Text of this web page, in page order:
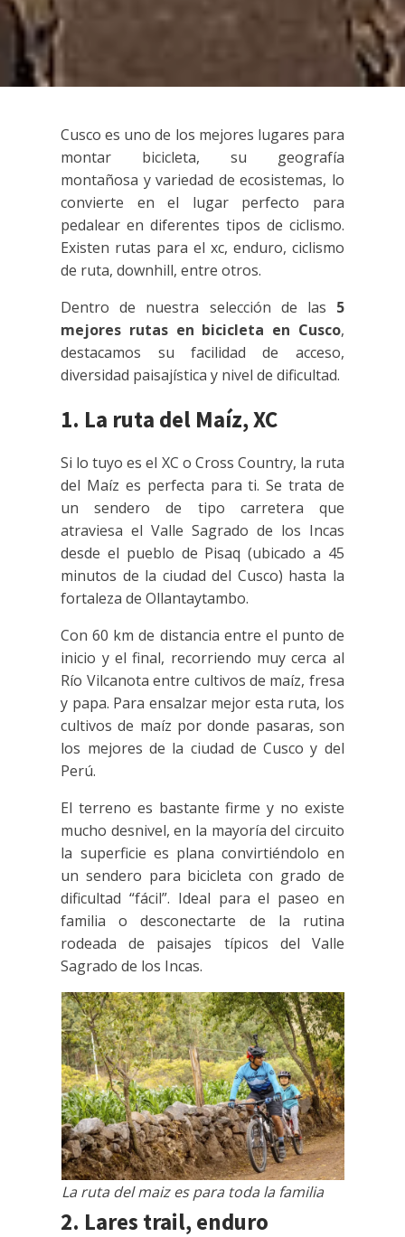
Cusco es uno de los mejores lugares para
montar bicicleta, su geografía
montañosa y variedad de ecosistemas, lo
convierte en el lugar perfecto para
pedalear en diferentes tipos de ciclismo.
Existen rutas para el xc, enduro, ciclismo
de ruta, downhill, entre otros.
Dentro de nuestra selección de las 5
mejores rutas en bicicleta en Cusco,
destacamos su facilidad de acceso,
diversidad paisajística y nivel de dificultad.
1. La ruta del Maíz, XC
Si lo tuyo es el XC o Cross Country, la ruta
del Maíz es perfecta para ti. Se trata de
un sendero de tipo carretera que
atraviesa el Valle Sagrado de los Incas
desde el pueblo de Pisaq (ubicado a 45
minutos de la ciudad del Cusco) hasta la
fortaleza de Ollantaytambo.
Con 60 km de distancia entre el punto de
inicio y el final, recorriendo muy cerca al
Río Vilcanota entre cultivos de maíz, fresa
y papa. Para ensalzar mejor esta ruta, los
cultivos de maíz por donde pasaras, son
los mejores de la ciudad de Cusco y del
Perú.
El terreno es bastante firme y no existe
mucho desnivel, en la mayoría del circuito
la superficie es plana convirtiéndolo en
un sendero para bicicleta con grado de
dificultad “fácil”. Ideal para el paseo en
familia o desconectarte de la rutina
rodeada de paisajes típicos del Valle
Sagrado de los Incas.
La ruta del maiz es para toda la familia
2. Lares trail, enduro